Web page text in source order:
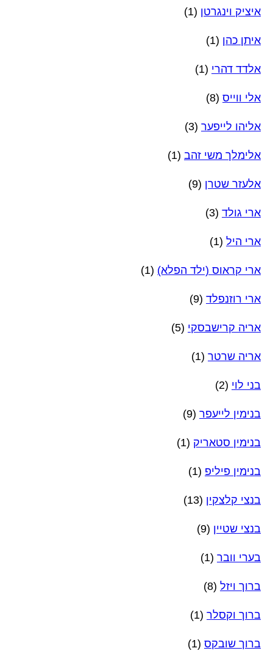
איציק וינגרטן (1)
איתן כהן (1)
אלדד דהרי (1)
אלי ווייס (8)
אליהו לייפער (3)
אלימלך משי זהב (1)
אלעזר שטרן (9)
ארי גולד (3)
ארי היל (1)
ארי קראוס (ילד הפלא) (1)
ארי רוזנפלד (9)
אריה קרישבסקי (5)
אריה שרטר (1)
בני לוי (2)
בנימין לייעפר (9)
בנימין סטאריק (1)
בנימין פיליפ (1)
בנצי קלצקין (13)
בנצי שטיין (9)
בערי וובר (1)
ברוך ויזל (8)
ברוך וקסלר (1)
ברוך שובקס (1)